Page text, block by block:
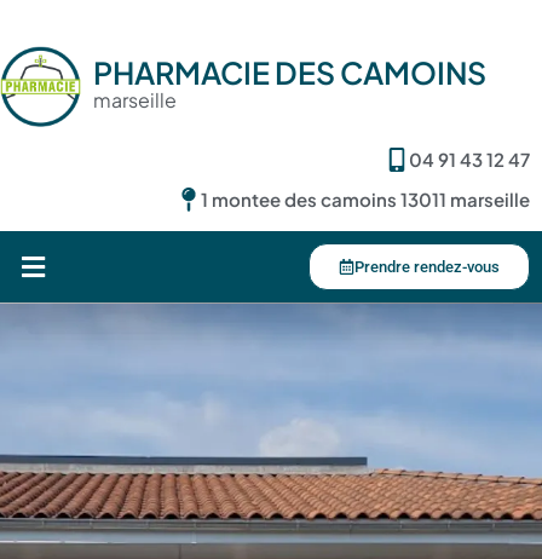
PHARMACIE DES CAMOINS
marseille
04 91 43 12 47
1 montee des camoins 13011 marseille
Prendre rendez-vous